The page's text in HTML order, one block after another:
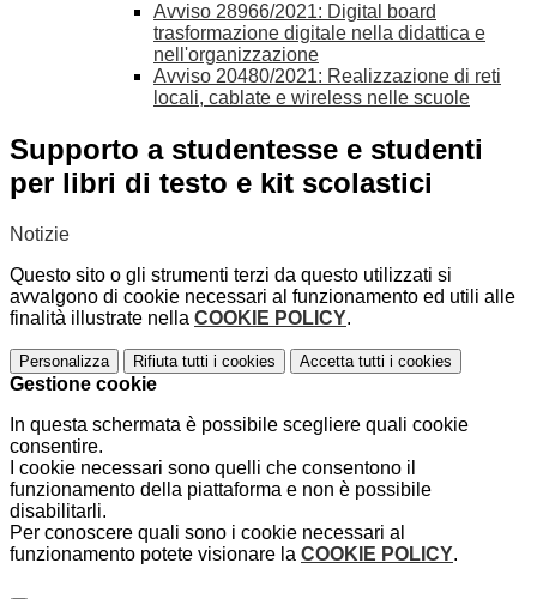
Avviso 28966/2021: Digital board
trasformazione digitale nella didattica e
nell'organizzazione
Avviso 20480/2021: Realizzazione di reti
locali, cablate e wireless nelle scuole
Supporto a studentesse e studenti
per libri di testo e kit scolastici
Notizie
Questo sito o gli strumenti terzi da questo utilizzati si
avvalgono di cookie necessari al funzionamento ed utili alle
finalità illustrate nella COOKIE POLICY.
Personalizza Rifiuta tutti i cookies Accetta tutti i cookies
Gestione cookie
In questa schermata è possibile scegliere quali cookie
consentire.
I cookie necessari sono quelli che consentono il
funzionamento della piattaforma e non è possibile
disabilitarli.
Per conoscere quali sono i cookie necessari al
funzionamento potete visionare la COOKIE POLICY.